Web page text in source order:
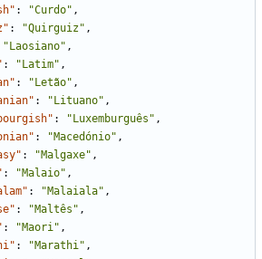
: "Curdo" ,
: "Quirguiz" ,
"Laosiano" ,
: "Latim" ,
: "Letão" ,
: "Lituano" ,
: "Luxemburguês" ,
: "Macedónio" ,
: "Malgaxe" ,
: "Malaio" ,
: "Malaiala" ,
: "Maltês" ,
: "Maori" ,
: "Marathi" ,